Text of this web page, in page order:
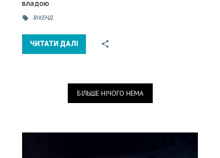
владою
ВІКЕНД
ЧИТАТИ ДАЛІ
БІЛЬШЕ НІЧОГО НЕМА